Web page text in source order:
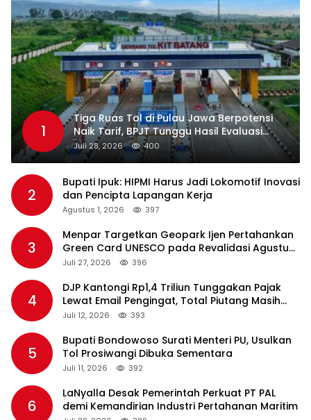
1
Tiga Ruas Tol di Pulau Jawa Berpotensi
Naik Tarif, BPJT Tunggu Hasil Evaluasi
Standar Pelayanan
Juli 28, 2026 400
2
Bupati Ipuk: HIPMI Harus Jadi Lokomotif Inovasi
dan Pencipta Lapangan Kerja
Agustus 1, 2026 397
3
Menpar Targetkan Geopark Ijen Pertahankan
Green Card UNESCO pada Revalidasi Agustus
2026
Juli 27, 2026 396
4
DJP Kantongi Rp1,4 Triliun Tunggakan Pajak
Lewat Email Pengingat, Total Piutang Masih
Rp36 Triliun
Juli 12, 2026 393
5
Bupati Bondowoso Surati Menteri PU, Usulkan
Tol Prosiwangi Dibuka Sementara
Juli 11, 2026 392
6
LaNyalla Desak Pemerintah Perkuat PT PAL
demi Kemandirian Industri Pertahanan Maritim